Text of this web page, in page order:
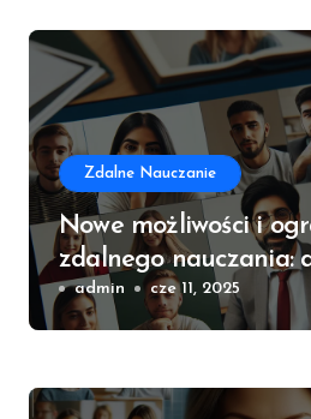
Zdalne Nauczanie
Nowe możliwości i
zdalnego nauczania:
praktyki
admin cze 11, 2025